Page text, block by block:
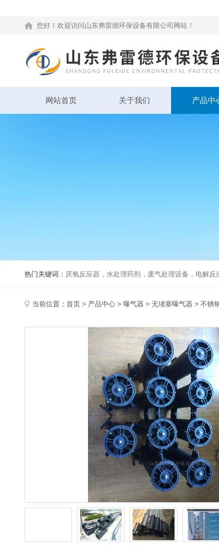
您好！欢迎访问山东弗雷德环保设备有限公司网站！
网站首页 关于我们 产品中
热门关键词： 厌氧反应器，水处理药剂，废气处理设备，电解
当前位置： 首页 > 产品中心 > 曝气器 > 无堵塞曝气器 > 不锈